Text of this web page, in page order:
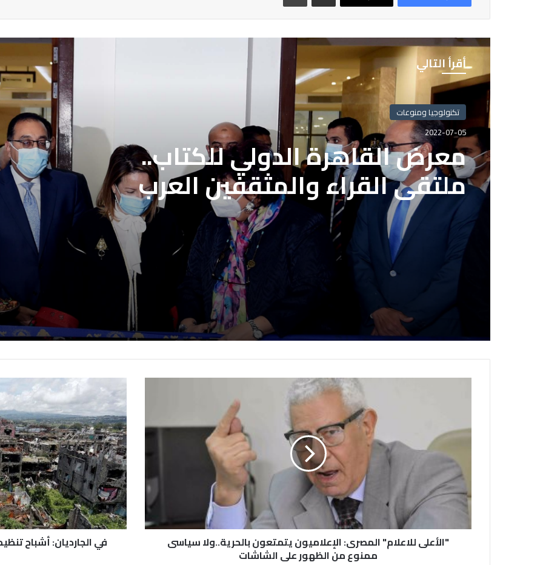
أقرأ التالي
تكنولوجيا ومنوعات
2022-07-05
معرض القاهرة الدولي للكتاب..
ملتقى القراء والمثقفين العرب
"الأعلى للاعلام" المصرى: الإعلاميون يتمتعون بالحرية..ولا سياسى
ممنوع من الظهور على الشاشات
في الجارديان: أشباح